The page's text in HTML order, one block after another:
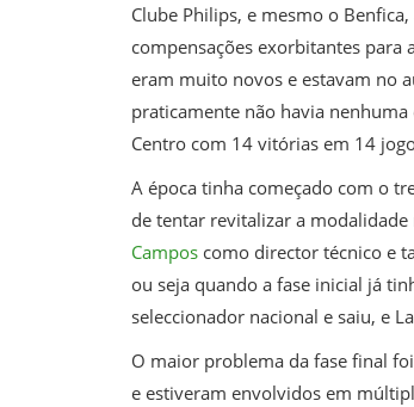
Clube Philips, e mesmo o
compensações exorbitantes para
eram muito novos e estavam no
praticamente não havia
Centro com 14 vitórias em 14
A época tinha começado com o
de tentar revitalizar a
Camposcomo director técnico e
ou seja quando a fase inicial já
seleccionador nacional e saiu, e
O maior problema da fase final
e estiveram envolvidos em